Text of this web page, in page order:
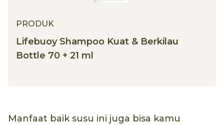
PRODUK
Lifebuoy Shampoo Kuat & Berkilau
Bottle 70 + 21 ml
Manfaat baik susu ini juga bisa kamu